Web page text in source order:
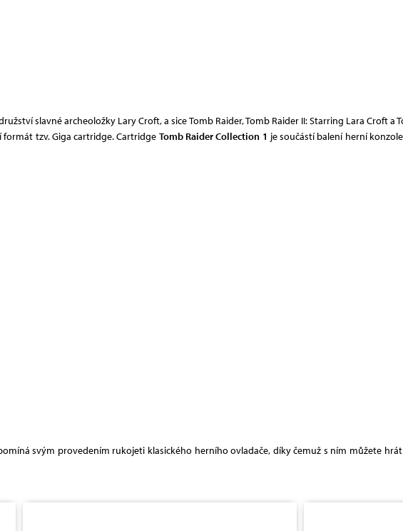
slavné archeoložky Lary Croft, a sice Tomb Raider, Tomb Raider II: Starring Lara Croft a
tzv. Giga cartridge. Cartridge Tomb Raider Collection 1 je součástí balení herní konzole
svým provedením rukojeti klasického herního ovladače, díky čemuž s ním můžete